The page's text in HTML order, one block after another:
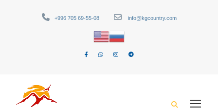
+996 705 69-55-08 info@kgcountry.com